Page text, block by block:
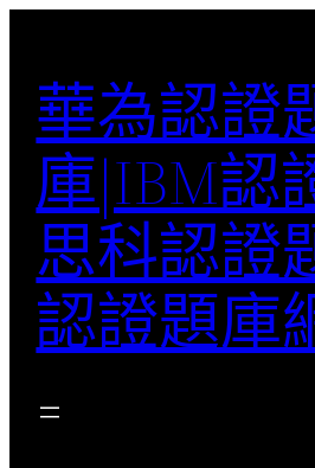
華為認證
庫|IBM認
思科認證
認證題庫